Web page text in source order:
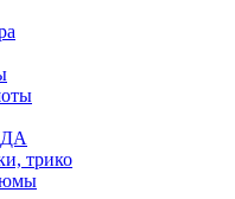
трико